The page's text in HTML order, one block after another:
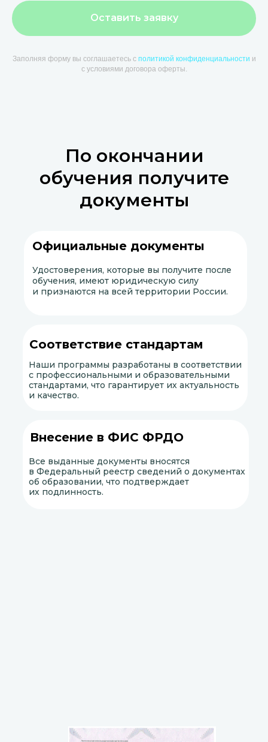
Оставить заявку
Заполняя форму вы соглашаетесь с политикой конфиденциальности и
с условиями договора оферты.
Официальные документы
Удостоверения, которые вы получите после
обучения, имеют юридическую силу
и признаются на всей территории России.
Соответствие стандартам
Наши программы разработаны в соответствии
с профессиональными и образовательными
стандартами, что гарантирует их актуальность
и качество.
Внесение в ФИС ФРДО
Все выданные документы вносятся
в Федеральный реестр сведений о документах
об образовании, что подтверждает
их подлинность.
По окончании
обучения получите
документы